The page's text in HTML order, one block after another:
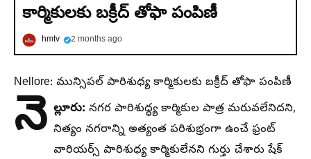
కార్మికులకు బక్రీద్ తోఫా పంపిణీ
hmtv 2 months ago
Nellore: మున్సిపల్ పారిశుధ్య కార్మికులకు బక్రీద్ తోఫా పంపిణీ
నె ల్లూరు: నగర పారిశుద్ధ్య కార్మికుల పాత్ర మరువలేనిదని,
నిత్యం నగరాన్ని అత్యంత పరిశుభ్రంగా ఉంచే ఫ్రంట్
వారియర్స్ పారిశుధ్య కార్మికులేనని గుర్తు చేశారు షేక్